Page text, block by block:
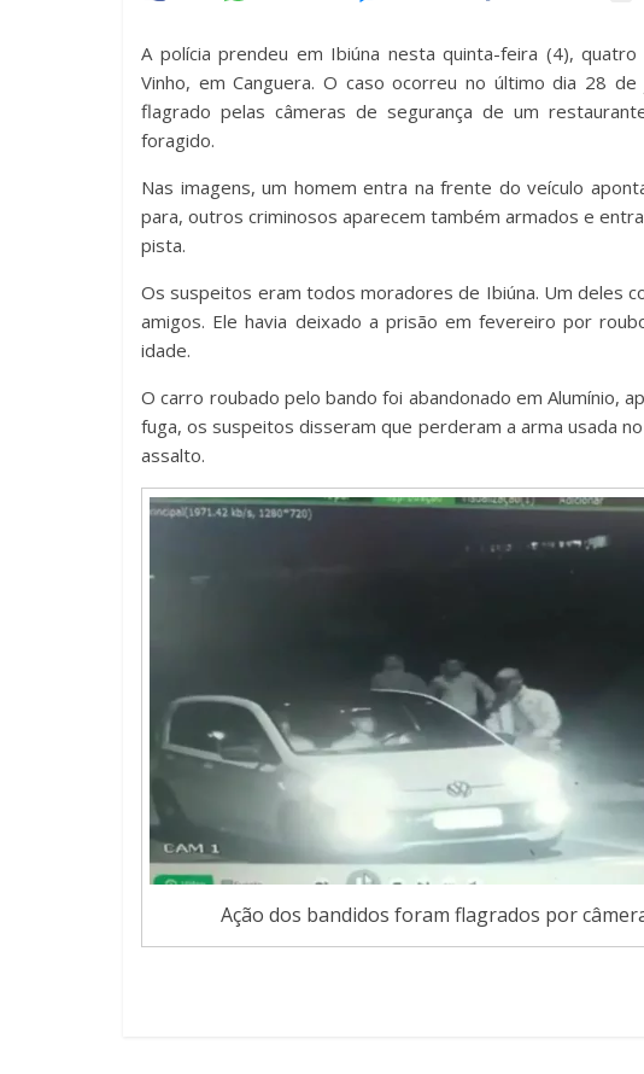
A polícia prendeu em Ibiúna nesta quinta-feira (4),
Vinho, em Canguera. O caso ocorreu no último dia 28
flagrado pelas câmeras de segurança de um
foragido.
Nas imagens, um homem entra na frente do veículo
para, outros criminosos aparecem também armados e
pista.
Os suspeitos eram todos moradores de Ibiúna. Um deles
amigos. Ele havia deixado a prisão em fevereiro por
idade.
O carro roubado pelo bando foi abandonado em Alumínio,
fuga, os suspeitos disseram que perderam a arma usada
assalto.
Ação dos bandidos foram flagrados por